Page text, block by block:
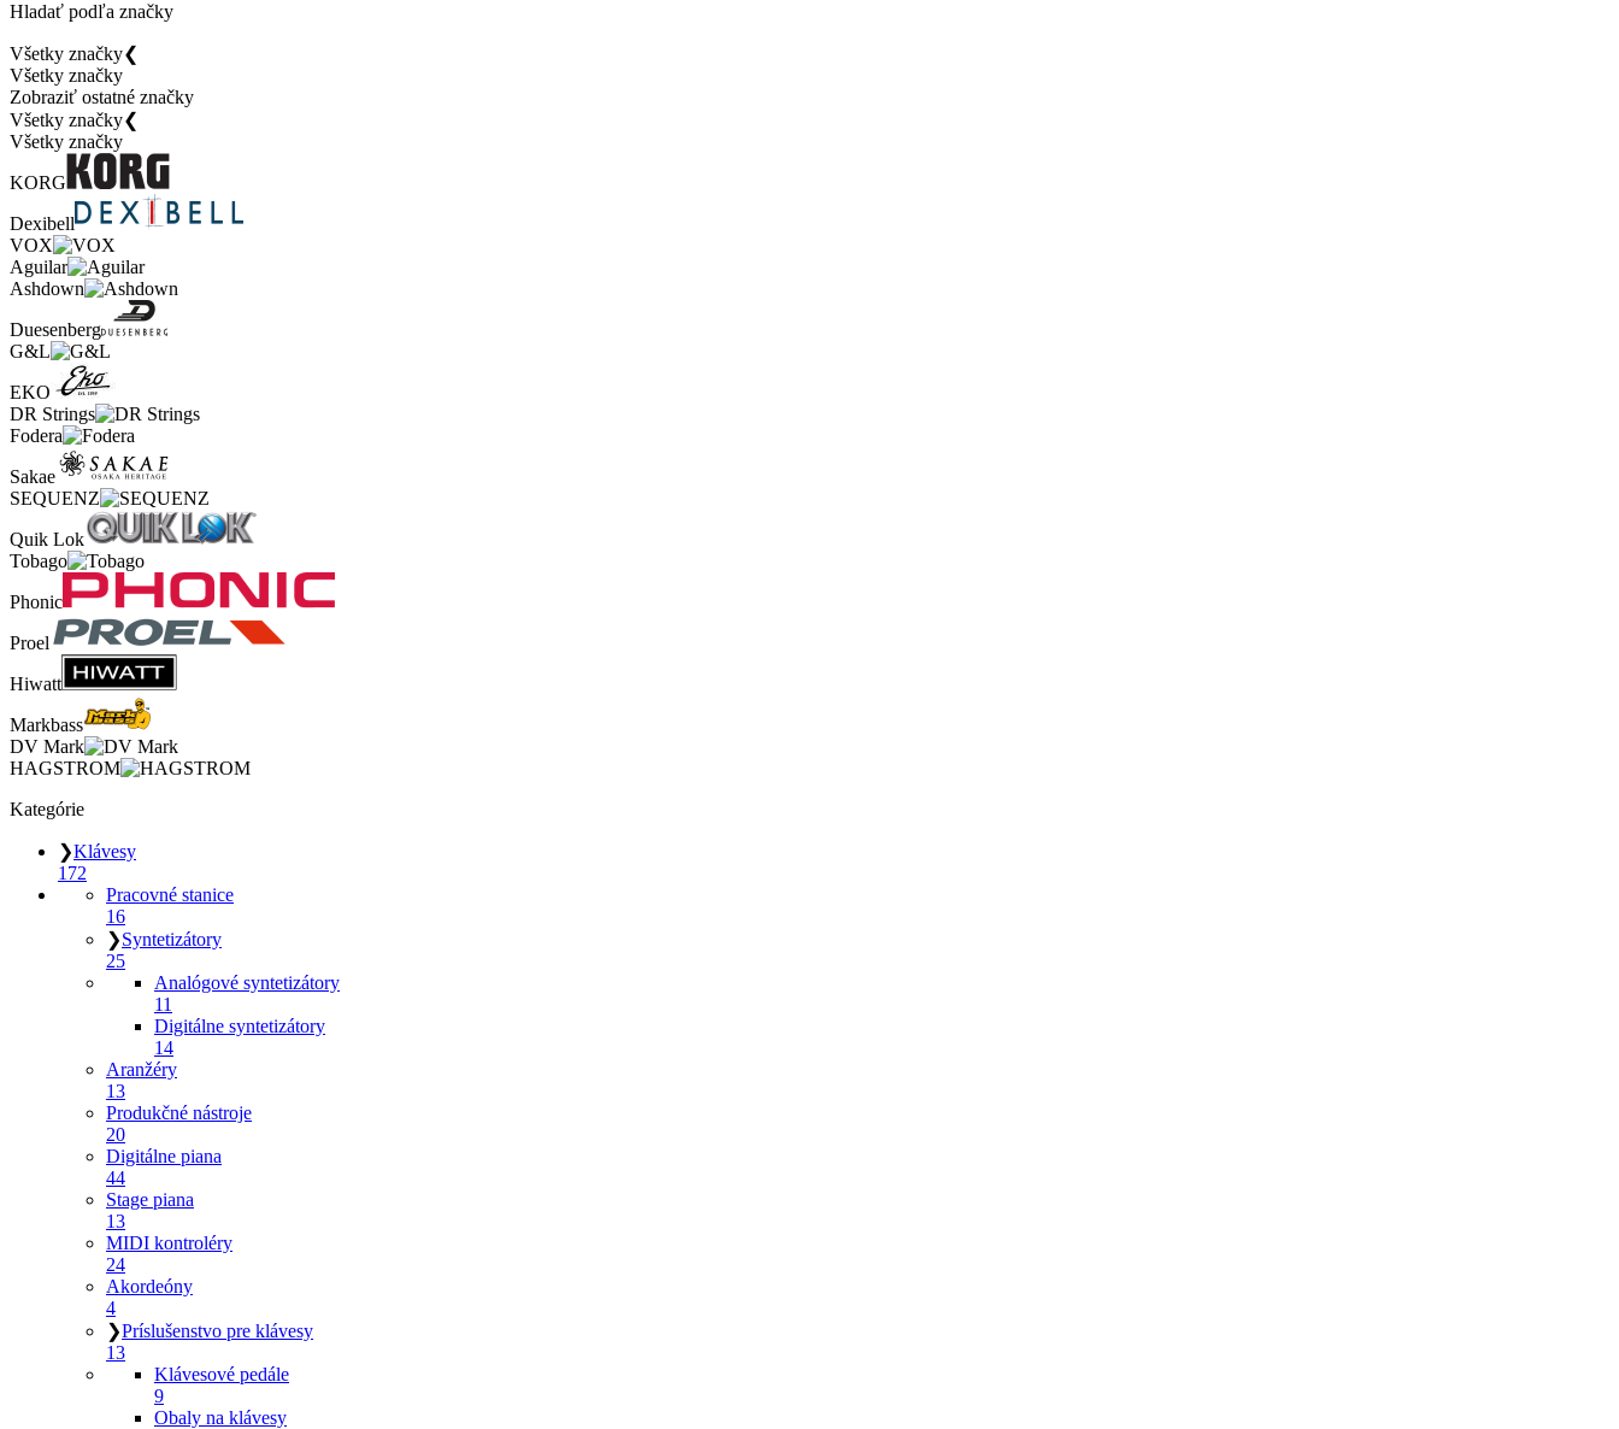
Hladať podľa značky
Všetky značky❮
Všetky značky
Zobraziť ostatné značky
Všetky značky❮
Všetky značky
KORG
Dexibell
VOX
Aguilar
Ashdown
Duesenberg
G&L
EKO
DR Strings
Fodera
Sakae
SEQUENZ
Quik Lok
Tobago
Phonic
Proel
Hiwatt
Markbass
DV Mark
HAGSTROM
Kategórie
❯Klávesy
172
Pracovné stanice
16
❯Syntetizátory
25
Analógové syntetizátory
11
Digitálne syntetizátory
14
Aranžéry
13
Produkčné nástroje
20
Digitálne piana
44
Stage piana
13
MIDI kontroléry
24
Akordeóny
4
❯Príslušenstvo pre klávesy
13
Klávesové pedále
9
Obaly na klávesy